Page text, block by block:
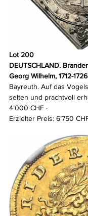
Lot 200
DEUTSCHLAND.
Georg Wilhelm, 1712-
Bayreuth. Auf das
selten und prachtvoll
4’000 CHF ·
Erzielter Preis: 6’750